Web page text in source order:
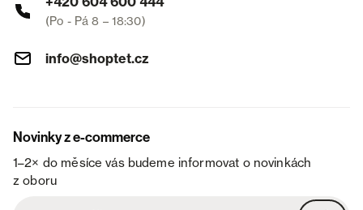
(Po - Pá 8 – 18:30)
info@shoptet.cz
Novinky z e-commerce
1–2× do měsíce vás budeme informovat o novinkách
z oboru